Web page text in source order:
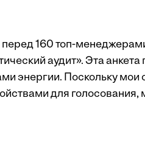
160 топ-
аудит». Эта анкета
энергии. Поскольку мои
для голосования,